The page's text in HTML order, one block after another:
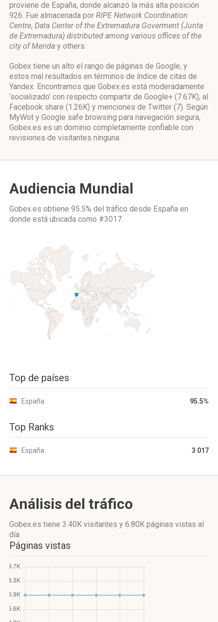
proviene de España, donde alcanzó la más alta posición
926. Fue almacenada por RIPE Network Coordination
Centre, Data Center of the Extremadura Goverment (Junta
de Extremadura) distributed among various offices of the
city of Merida y others.
Gobex tiene un alto el rango de páginas de Google, y
estos mal resultados en términos de índice de citas de
Yandex. Encontramos que Gobex.es está moderadamente
‘socializado’ con respecto compartir de Google+ (7.67K), al
Facebook share (1.26K) y menciones de Twitter (7). Según
MyWot y Google safe browsing para navegación segura,
Gobex.es es un dominio completamente confiable con
revisiones de visitantes ninguna.
Audiencia Mundial
Gobex.es obtiene 95.5% del tráfico desde España en
donde está ubicada como #3017.
Top de países
España 95.5%
Top Ranks
España 3 017
Análisis del tráfico
Gobex.es tiene 3.40K visitantes y 6.80K páginas vistas al
día
Páginas vistas